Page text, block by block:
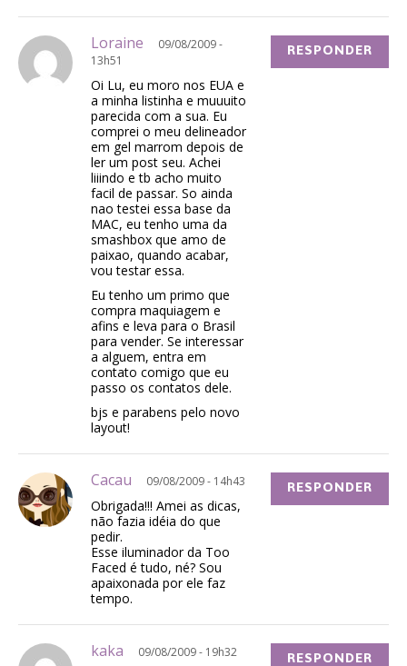
Loraine
09/08/2009 -
13h51
Oi Lu, eu moro nos EUA e
a minha listinha e muuuito
parecida com a sua. Eu
comprei o meu delineador
em gel marrom depois de
ler um post seu. Achei
liiindo e tb acho muito
facil de passar. So ainda
nao testei essa base da
MAC, eu tenho uma da
smashbox que amo de
paixao, quando acabar,
vou testar essa.
Eu tenho um primo que
compra maquiagem e
afins e leva para o Brasil
para vender. Se interessar
a alguem, entra em
contato comigo que eu
passo os contatos dele.
bjs e parabens pelo novo
layout!
RESPONDER
Cacau 09/08/2009 - 14h43
Obrigada!!! Amei as dicas,
não fazia idéia do que
pedir.
Esse iluminador da Too
Faced é tudo, né? Sou
apaixonada por ele faz
tempo.
RESPONDER
kaka 09/08/2009 - 19h32 RESPONDER